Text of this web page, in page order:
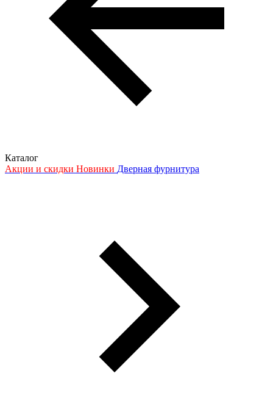
Каталог
Акции и скидки Новинки Дверная фурнитура